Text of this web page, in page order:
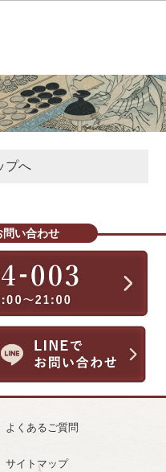
プへ
問い合わせ
よくあるご質問
サイトマップ